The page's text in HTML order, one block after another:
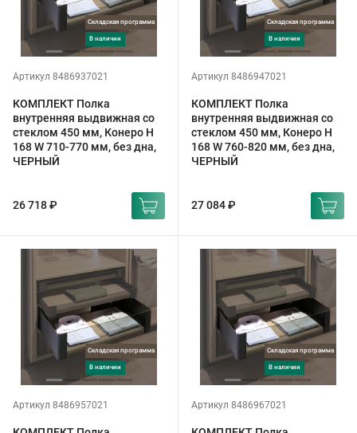
Складская программа
в наличии
Артикул 8486937021
КОМПЛЕКТ Полка
внутренняя выдвижная со
стеклом 450 мм, Конеро H
168 W 710-770 мм, без дна,
ЧЕРНЫЙ
26 718 ₽
Складская программа
в наличии
Артикул 8486947021
КОМПЛЕКТ Полка
внутренняя выдвижная со
стеклом 450 мм, Конеро H
168 W 760-820 мм, без дна,
ЧЕРНЫЙ
27 084 ₽
Складская программа
в наличии
Артикул 8486957021
Складская программа
в наличии
Артикул 8486967021